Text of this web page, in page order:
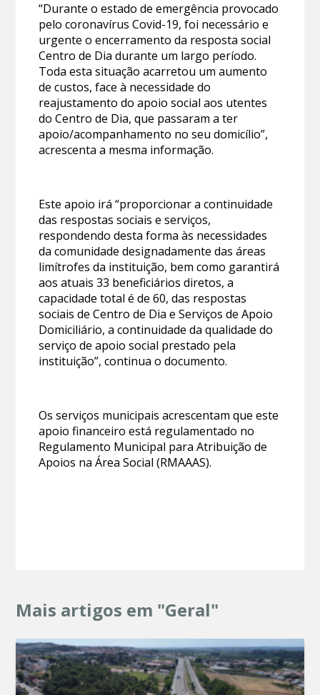
“Durante o estado de emergência provocado
pelo coronavírus Covid-19, foi necessário e
urgente o encerramento da resposta social
Centro de Dia durante um largo período.
Toda esta situação acarretou um aumento
de custos, face à necessidade do
reajustamento do apoio social aos utentes
do Centro de Dia, que passaram a ter
apoio/acompanhamento no seu domicílio”,
acrescenta a mesma informação.
Este apoio irá “proporcionar a continuidade
das respostas sociais e serviços,
respondendo desta forma às necessidades
da comunidade designadamente das áreas
limítrofes da instituição, bem como garantirá
aos atuais 33 beneficiários diretos, a
capacidade total é de 60, das respostas
sociais de Centro de Dia e Serviços de Apoio
Domiciliário, a continuidade da qualidade do
serviço de apoio social prestado pela
instituição”, continua o documento.
Os serviços municipais acrescentam que este
apoio financeiro está regulamentado no
Regulamento Municipal para Atribuição de
Apoios na Área Social (RMAAAS).
Mais artigos em "Geral"